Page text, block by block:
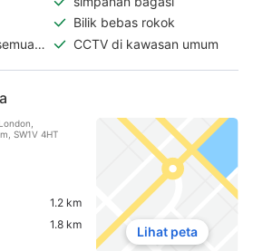
Bilik bebas rokok
CCTV di kawasan umum
SW1V 4HT
1.2 km
1.8 km
Lihat peta